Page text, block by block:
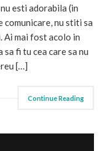
esti adorabila (in
comunicare, nu stiti sa
Ai mai fost acolo in
fi tu cea care sa nu
[…]
Continue Reading